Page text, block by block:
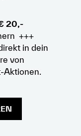
20,-
+++
in dein
von
Aktionen.